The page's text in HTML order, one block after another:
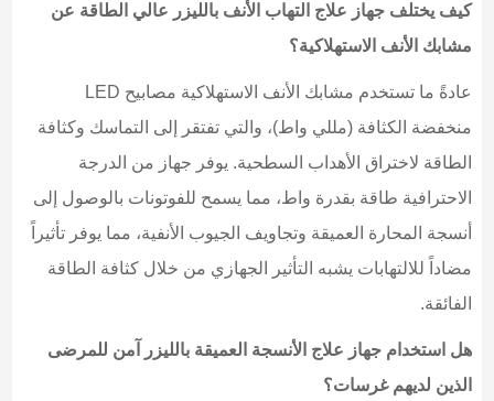
كيف يختلف جهاز علاج التهاب الأنف بالليزر عالي الطاقة عن
مشابك الأنف الاستهلاكية؟
عادةً ما تستخدم مشابك الأنف الاستهلاكية مصابيح LED
منخفضة الكثافة (مللي واط)، والتي تفتقر إلى التماسك وكثافة
الطاقة لاختراق الأهداب السطحية. يوفر جهاز من الدرجة
الاحترافية طاقة بقدرة واط، مما يسمح للفوتونات بالوصول إلى
أنسجة المحارة العميقة وتجاويف الجيوب الأنفية، مما يوفر تأثيراً
مضاداً للالتهابات يشبه التأثير الجهازي من خلال كثافة الطاقة
الفائقة.
هل استخدام جهاز علاج الأنسجة العميقة بالليزر آمن للمرضى
الذين لديهم غرسات؟